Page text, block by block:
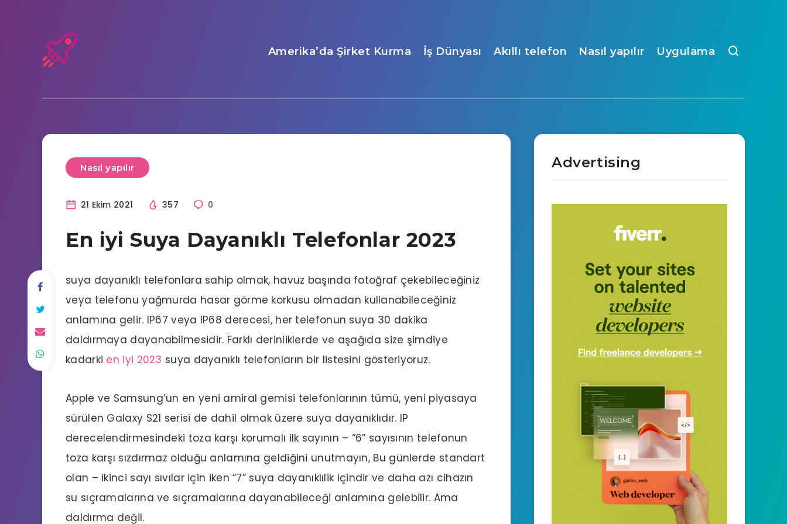
Amerika’da Şirket Kurma İş Dünyası Akıllı telefon Nasıl yapılır Uygulama
Nasıl yapılır
21 Ekim 2021 357 0
En iyi Suya Dayanıklı Telefonlar 2023
suya dayanıklı telefonlara sahip olmak, havuz başında fotoğraf çekebileceğiniz
veya telefonu yağmurda hasar görme korkusu olmadan kullanabileceğiniz
anlamına gelir. IP67 veya IP68 derecesi, her telefonun suya 30 dakika
daldırmaya dayanabilmesidir. Farklı derinliklerde ve aşağıda size şimdiye
kadarki en iyi 2023 suya dayanıklı telefonların bir listesini gösteriyoruz.
Apple ve Samsung’un en yeni amiral gemisi telefonlarının tümü, yeni piyasaya
sürülen Galaxy S21 serisi de dahil olmak üzere suya dayanıklıdır. IP
derecelendirmesindeki toza karşı korumalı ilk sayının – “6” sayısının telefonun
toza karşı sızdırmaz olduğu anlamına geldiğini unutmayın, Bu günlerde standart
olan – ikinci sayı sıvılar için iken “7” suya dayanıklılik içindir ve daha azı cihazın
su sıçramalarına ve sıçramalarına dayanabileceği anlamına gelebilir. Ama
daldırma değil.
Advertising